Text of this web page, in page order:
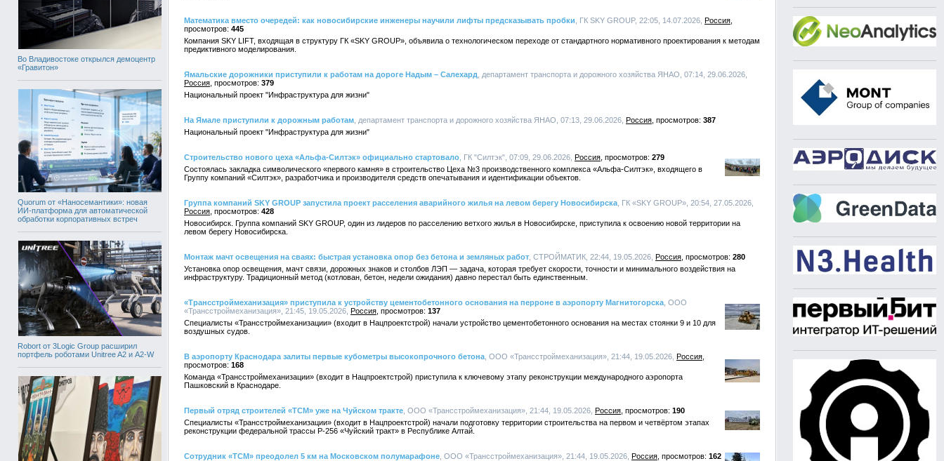
Во Владивостоке открылся демоцентр
«Гравитон»
Quorum от «Наносемантики»: новая
ИИ-платформа для автоматической
обработки корпоративных встреч
Robort от 3Logic Group расширил
портфель роботами Unitree A2 и A2-W
Математика вместо очередей: как новосибирские инженеры научили лифты предсказывать пробки , ГК SKY GROUP, 22:05, 14.07.2026, Россия
445
Компания SKY LIFT, входящая в структуру ГК «SKY GROUP», объявила о технологическом переходе от стандартного нормативного проектирования к методам
предиктивного моделирования.
Ямальские дорожники приступили к работам на дороге Надым – Салехард , департамент транспорта и дорожного хозяйства ЯНАО, 07:14, 29.06.2026,
Россия
379
Национальный проект "Инфраструктура для жизни"
На Ямале приступили к дорожным работам , департамент транспорта и дорожного хозяйства ЯНАО, 07:13, 29.06.2026, Россия
387
Национальный проект "Инфраструктура для жизни"
Строительство нового цеха «Альфа-Силтэк» официально стартовало , ГК "Силтэк", 07:09, 29.06.2026, Россия
279
Состоялась закладка символического «первого камня» в строительство Цеха №3 производственного комплекса «Альфа-Силтэк», входящего в
Группу компаний «Силтэк», разработчика и производителя средств опечатывания и идентификации объектов.
Группа компаний SKY GROUP запустила проект расселения аварийного жилья на левом берегу Новосибирска , ГК «SKY GRОUP», 20:54, 27.05.2026,
Россия
428
Новосибирск. Группа компаний SKY GROUP, один из лидеров по расселению ветхого жилья в Новосибирске, приступила к освоению новой территории на
левом берегу Новосибирска.
Монтаж мачт освещения на сваях: быстрая установка опор без бетона и земляных работ , СТРОЙМАТИК, 22:44, 19.05.2026, Россия
280
Установка опор освещения, мачт связи, дорожных знаков и столбов ЛЭП — задача, которая требует скорости, точности и минимального воздействия на
инфраструктуру. Традиционный метод (котлован, бетон, недели ожидания) давно перестал быть единственным.
«Трансстроймеханизация» приступила к устройству цементобетонного основания на перроне в аэропорту Магнитогорска , ООО
«Трансстроймеханизация», 21:45, 19.05.2026, Россия
137
Специалисты «Трансстроймеханизации» (входит в Нацпроектстрой) начали устройство цементобетонного основания на местах стоянки 9 и 10 для
воздушных судов.
В аэропорту Краснодара залиты первые кубометры высокопрочного бетона , ООО «Трансстроймеханизация», 21:44, 19.05.2026, Россия
168
Команда «Трансстроймеханизации» (входит в Нацпроектстрой) приступила к ключевому этапу реконструкции международного аэропорта
Пашковский в Краснодаре.
Первый отряд строителей «ТСМ» уже на Чуйском тракте , ООО «Трансстроймеханизация», 21:44, 19.05.2026, Россия
190
Cпециалисты «Трансстроймеханизации» (входит в Нацпроектстрой) начали подготовку территории строительства на первом и четвёртом этапах
реконструкции федеральной трассы Р-256 «Чуйский тракт» в Республике Алтай.
Сотрудник «ТСМ» преодолел 5 км на Московском полумарафоне , ООО «Трансстроймеханизация», 21:44, 19.05.2026, Россия 162